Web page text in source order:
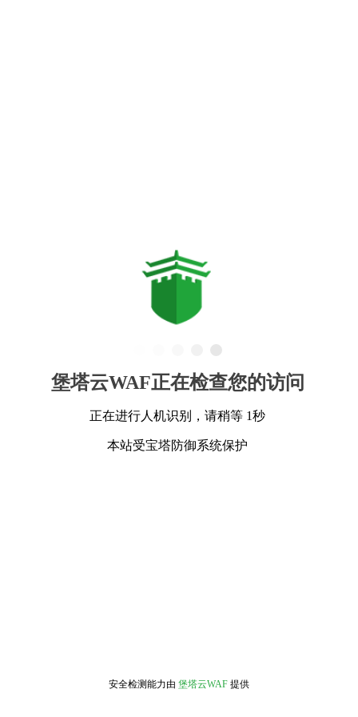
堡塔云WAF正在检查您的访问
正在进行人机识别，请稍等 1秒
本站受宝塔防御系统保护
安全检测能力由 堡塔云WAF 提供